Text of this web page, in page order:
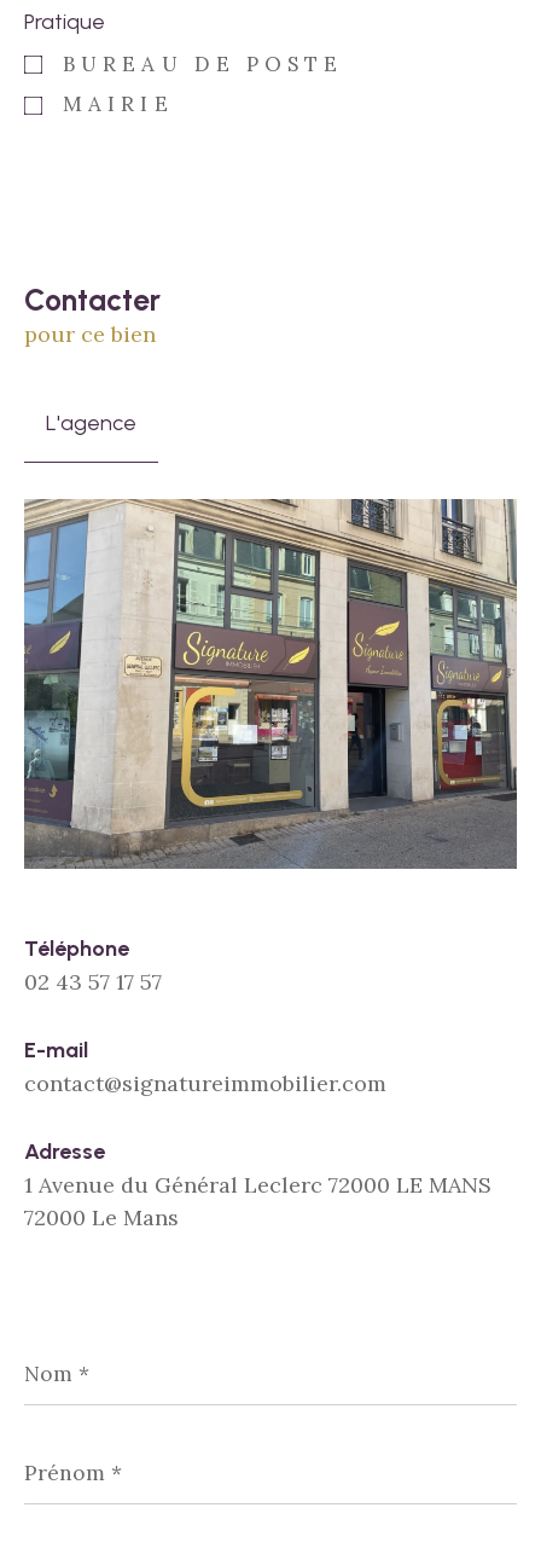
Pratique
BUREAU DE POSTE
MAIRIE
Contacter
pour ce bien
L'agence
Téléphone
02 43 57 17 57
E-mail
contact@signatureimmobilier.com
Adresse
1 Avenue du Général Leclerc 72000 LE MANS
72000 Le Mans
*
*